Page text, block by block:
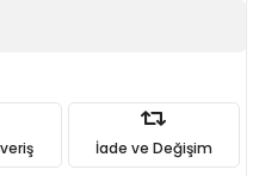
İade ve Değişim